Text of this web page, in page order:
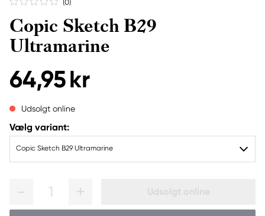
(0)
Copic Sketch B29
Ultramarine
64,95 kr
Udsolgt online
Vælg variant:
Copic Sketch B29 Ultramarine
1 Udsolgt online